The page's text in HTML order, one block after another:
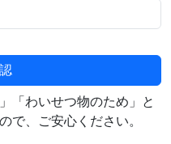
「わいせつ物のため」と
で、ご安心ください。